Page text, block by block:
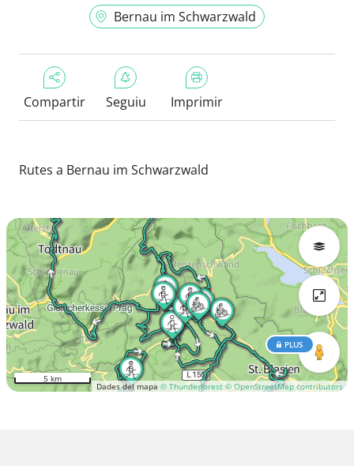
Bernau im Schwarzwald
Compartir Seguiu Imprimir
Rutes a Bernau im Schwarzwald
Dades del mapa © Thunderforest © OpenStreetMap contributors
PLUS
5 km